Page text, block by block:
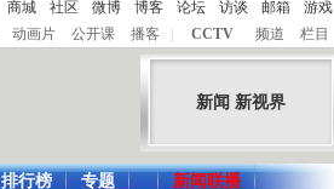
商城 社区 微博 博客 论坛 访谈 邮箱
游戏
动画片 公开课 播客 | CCTV 频道 栏目
新闻 新视界
排行榜 专题 新闻联播